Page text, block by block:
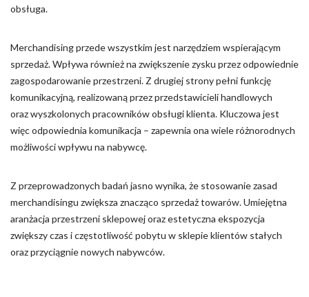
obsługa.
Merchandising przede wszystkim jest narzędziem wspierającym
sprzedaż. Wpływa również na zwiększenie zysku przez odpowiednie
zagospodarowanie przestrzeni. Z drugiej strony pełni funkcję
komunikacyjną, realizowaną przez przedstawicieli handlowych
oraz wyszkolonych pracowników obsługi klienta. Kluczowa jest
więc odpowiednia komunikacja – zapewnia ona wiele różnorodnych
możliwości wpływu na nabywcę.
Z przeprowadzonych badań jasno wynika, że stosowanie zasad
merchandisingu zwiększa znacząco sprzedaż towarów. Umiejętna
aranżacja przestrzeni sklepowej oraz estetyczna ekspozycja
zwiększy czas i częstotliwość pobytu w sklepie klientów stałych
oraz przyciągnie nowych nabywców.